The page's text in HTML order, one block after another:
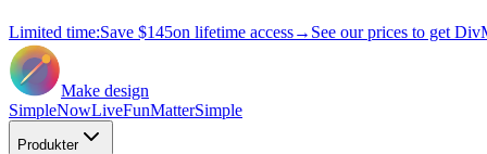
Limited time:Save $145on lifetime access→ See our prices to get
Make design
SimpleNowLiveFunMatterSimple
Produkter